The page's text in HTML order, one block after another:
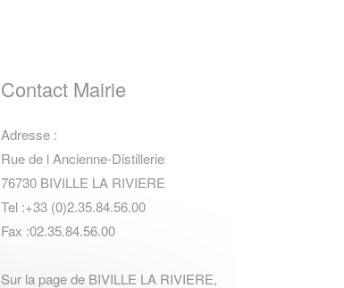
Contact Mairie
Adresse :
Rue de l Ancienne-Distillerie
76730 BIVILLE LA RIVIERE
Tel :+33 (0)2.35.84.56.00
Fax :02.35.84.56.00
Sur la page de BIVILLE LA RIVIERE,